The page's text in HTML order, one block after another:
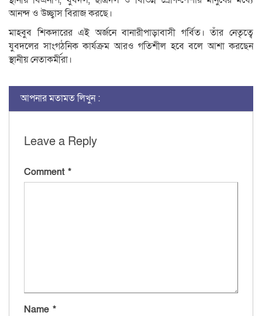
আনন্দ ও উচ্ছ্বাস বিরাজ করছে।
মাহবুব শিকদারের এই অর্জনে বানারীপাড়াবাসী গর্বিত। তাঁর নেতৃত্বে
যুবদলের সাংগঠনিক কার্যক্রম আরও গতিশীল হবে বলে আশা করছেন
স্থানীয় নেতাকর্মীরা।
আপনার মতামত লিখুন :
Leave a Reply
Comment *
Name *